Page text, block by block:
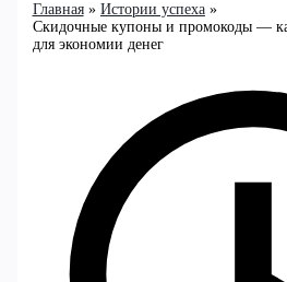
Главная
Истории успеха
Скидочные купоны и промокоды —
для экономии денег